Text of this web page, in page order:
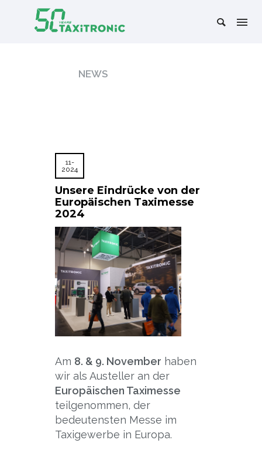
NEWS
11-
2024
Unsere Eindrücke von der
Europäischen Taximesse
2024
Am 8. & 9. November haben
wir als Austeller an der
Europäischen Taximesse
teilgenommen, der
bedeutensten Messe im
Taxigewerbe in Europa.